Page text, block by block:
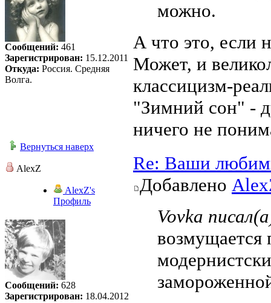
Сообщений: 461
Зарегистрирован: 15.12.2011
Откуда: Россия. Средняя
Волга.
можно.
А что это, если
Может, и
классицизм-
"Зимний сон" -
ничего не
Вернуться наверх
AlexZ
AlexZ's
Профиль
Сообщений: 628
Зарегистрирован: 18.04.2012
Re: Ваши
Добавлено
Vovka
возмущается